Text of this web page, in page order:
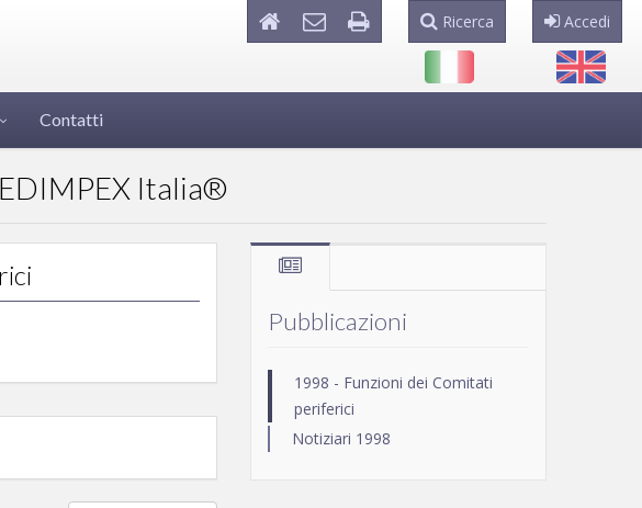
Ricerca Accedi
Contatti
Italia®
Pubblicazioni
1998 - Funzioni dei Comitati
periferici
Notiziari 1998